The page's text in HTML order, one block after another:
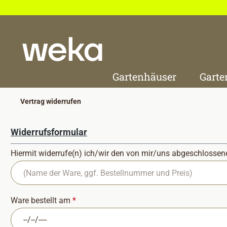
Gartenhäuser
Vertrag widerrufen
Widerrufsformular
Hiermit widerrufe(n) ich/wir den von mir/uns
Ware bestellt am *